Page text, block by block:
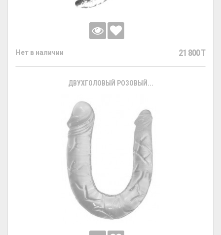
Нет в наличии 21 800 T
ДВУХГОЛОВЫЙ РОЗОВЫЙ...